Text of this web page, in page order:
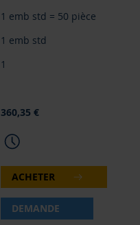
1 emb std = 50 pièce
1 emb std
1
360,35 €
ACHETER
DEMANDE